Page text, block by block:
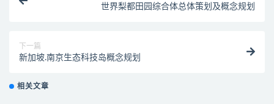
世界梨都田园综合体总体策划及概念规划
下一篇
新加坡.南京生态科技岛概念规划
相关文章